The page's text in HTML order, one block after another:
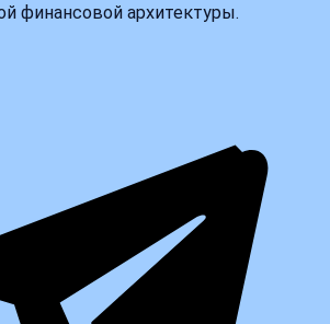
финансовой архитектуры.